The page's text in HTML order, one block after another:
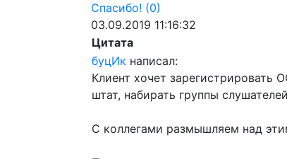
Спасибо! (0)
03.09.2019 11:16:32
Цитата
буцИк написал:
Клиент хочет
штат, набирать группы
С коллегами размышляем над